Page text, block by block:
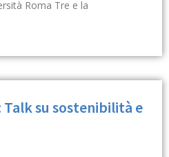
Roma Tre e la
su sostenibilità e